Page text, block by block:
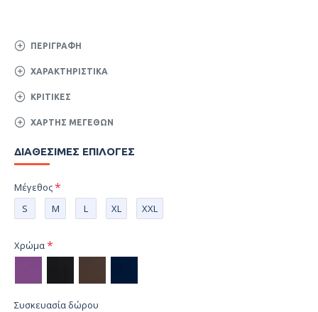
ΠΕΡΙΓΡΑΦΉ
ΧΑΡΑΚΤΗΡΙΣΤΙΚΆ
ΚΡΙΤΙΚΈΣ
ΧΆΡΤΗΣ ΜΕΓΕΘΏΝ
ΔΙΑΘΈΣΙΜΕΣ ΕΠΙΛΟΓΈΣ
Μέγεθος
S
M L XL XXL
Χρώμα
Συσκευασία δώρου